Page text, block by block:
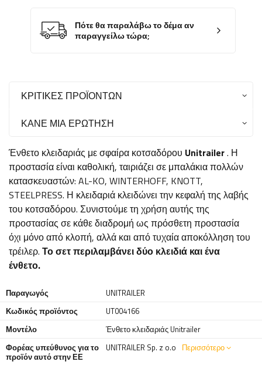
Πότε θα παραλάβω το δέμα αν
παραγγείλω τώρα;
ΚΡΙΤΙΚΈΣ ΠΡΟΪΌΝΤΩΝ
ΚΆΝΕ ΜΙΑ ΕΡΏΤΗΣΗ
Ένθετο κλειδαριάς με σφαίρα κοτσαδόρου Unitrailer. Η
προστασία είναι καθολική, ταιριάζει σε μπαλάκια πολλών
κατασκευαστών: AL-KO, WINTERHOFF, KNOTT,
STEELPRESS. Η κλειδαριά κλειδώνει την κεφαλή της λαβής
του κοτσαδόρου. Συνιστούμε τη χρήση αυτής της
προστασίας σε κάθε διαδρομή ως πρόσθετη προστασία
όχι μόνο από κλοπή, αλλά και από τυχαία αποκόλληση του
τρέιλερ. Το σετ περιλαμβάνει δύο κλειδιά και ένα
ένθετο.
Παραγωγός
UNITRAILER
Κωδικός προϊόντος
UT004166
Μοντέλο
Ένθετο κλειδαριάς Unitrailer
Φορέας υπεύθυνος για το
προϊόν αυτό στην ΕΕ
UNITRAILER Sp. z o.o Περισσότερο